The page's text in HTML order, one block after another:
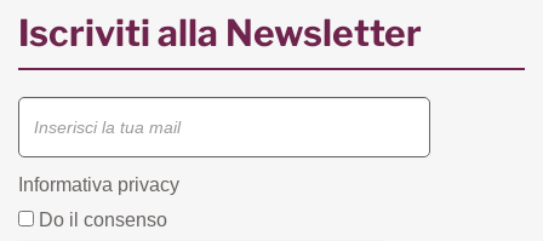
Iscriviti alla Newsletter
Informativa privacy
Do il consenso